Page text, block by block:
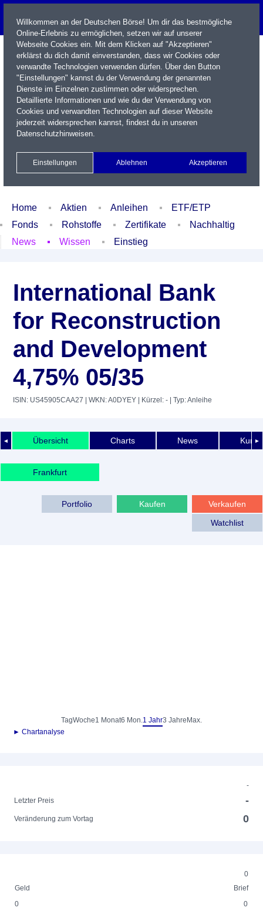
Name / WKN / ISIN / Kürzel
Xetra Realtime
Watchlist Portfolio Login
Home Aktien Anleihen
ETF/ETP
Fonds
Rohstoffe Zertifikate
Nachhaltig
News
Wissen Einstieg
International Bank
for Reconstruction
and Development
4,75% 05/35
ISIN: US45905CAA27 | WKN: A0DYEY | Kürzel: - | Typ: Anleihe
◄ ►
Übersicht Charts News
Frankfurt
Verkaufen
Kaufen
Portfolio
Watchlist
TagWoche1 Monat6 Mon.1 Jahr3 Jahre Max.
► Chartanalyse
-
Letzter Preis
-
Veränderung zum Vortag 0
0
Geld
Brief
0
0
Willkommen an der Deutschen Börse! Um dir das bestmögliche
Online-Erlebnis zu ermöglichen, setzen wir auf unserer
Webseite Cookies ein. Mit dem Klicken auf "Akzeptieren"
erklärst du dich damit einverstanden, dass wir Cookies oder
verwandte Technologien verwenden dürfen. Über den Button
"Einstellungen" kannst du der Verwendung der genannten
Dienste im Einzelnen zustimmen oder widersprechen.
Detaillierte Informationen und wie du der Verwendung von
Cookies und verwandten Technologien auf dieser Website
jederzeit widersprechen kannst, findest du in unseren
Datenschutzhinweisen.
Einstellungen Ablehnen Akzeptieren